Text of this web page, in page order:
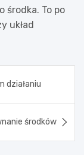
środka. To po
układ
działaniu
środków